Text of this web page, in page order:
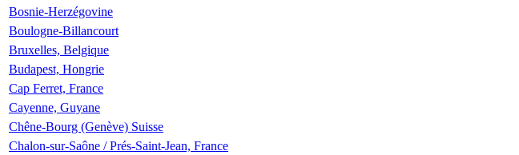
Bosnie-Herzégovine
Boulogne-Billancourt
Bruxelles, Belgique
Budapest, Hongrie
Cap Ferret, France
Cayenne, Guyane
Chêne-Bourg (Genève) Suisse
Chalon-sur-Saône / Prés-Saint-Jean, France